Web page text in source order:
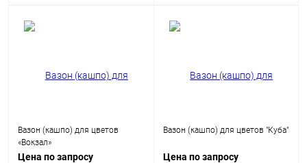
Вазон (кашпо) для цветов
«Вокзал»
Цена по запросу
Вазон (кашпо) для цветов "Куба"
Цена по запросу